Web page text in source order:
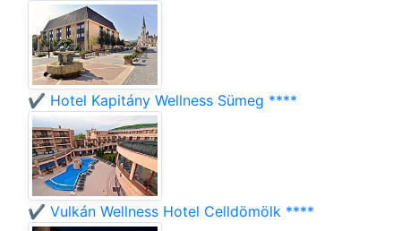
✔️ Hotel Kapitány Wellness Sümeg ****
✔️ Vulkán Wellness Hotel Celldömölk ****